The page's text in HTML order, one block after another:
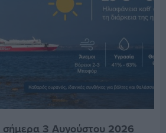
σήμερα 3 Αυγούστου 2026